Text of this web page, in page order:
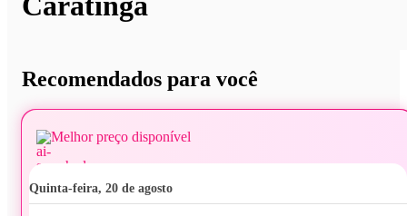
Recomendados para você
Melhor preço disponível
quinta-feira, 20 de agosto